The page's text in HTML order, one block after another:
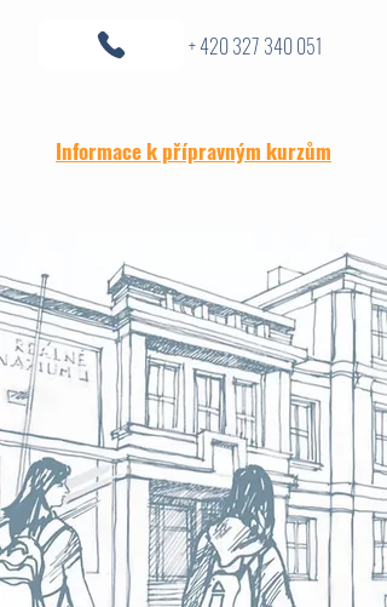
+ 420 327 340 051
Informace k přípravným kurzům